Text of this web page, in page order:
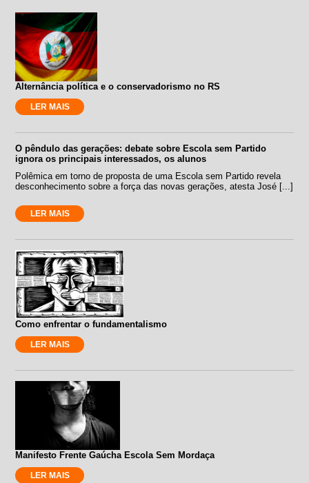
Alternância política e o conservadorismo no RS
LER MAIS
O pêndulo das gerações: debate sobre Escola sem Partido
ignora os principais interessados, os alunos
Polêmica em torno de proposta de uma Escola sem Partido revela
desconhecimento sobre a força das novas gerações, atesta José [...]
LER MAIS
Como enfrentar o fundamentalismo
LER MAIS
Manifesto Frente Gaúcha Escola Sem Mordaça
LER MAIS